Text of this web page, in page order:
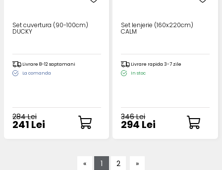
Set cuvertura (90-100cm)
DUCKY
Livrare 8-12 saptamani
La comanda
284 Lei
241 Lei
Set lenjerie (160x220cm)
CALM
Livrare rapida 3-7 zile
In stoc
346 Lei
294 Lei
« 1 2 »